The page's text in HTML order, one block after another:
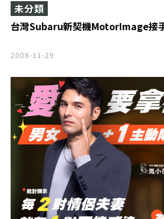
台灣Subaru新契機MotorImage接
未分類
2008-11-29